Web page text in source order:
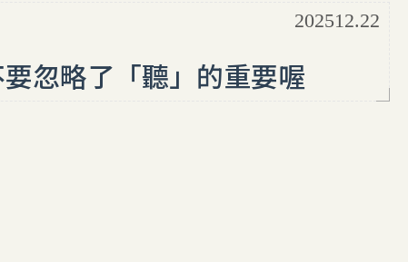
202512.22
忽略了「聽」的重要喔